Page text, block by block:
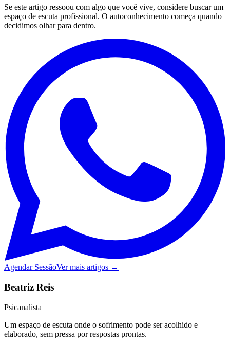
Se este artigo ressoou com algo que você vive, considere buscar um
espaço de escuta profissional. O autoconhecimento começa quando
decidimos olhar para dentro.
Agendar SessãoVer mais artigos →
Beatriz Reis
Psicanalista
Um espaço de escuta onde o sofrimento pode ser acolhido e
elaborado, sem pressa por respostas prontas.